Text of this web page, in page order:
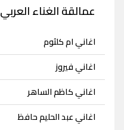
عمالقة الغناء العربي
اغاني ام كلثوم
اغاني فيروز
اغاني كاظم الساهر
اغاني عبد الحليم حافظ